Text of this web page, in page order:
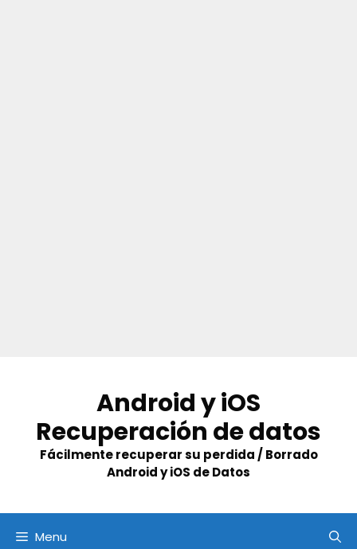
content
Android y iOS
Recuperación de datos
Fácilmente recuperar su perdida / Borrado
Android y iOS de Datos
Menu